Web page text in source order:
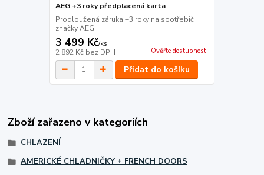
AEG +3 roky předplacená karta
Prodloužená záruka +3 roky na spotřebič
značky AEG
3 499 Kč/ks
2 892 Kč bez DPH Ověřte dostupnost
Přidat do košíku
Zboží zařazeno v kategoriích
CHLAZENÍ
AMERICKÉ CHLADNIČKY + FRENCH DOORS